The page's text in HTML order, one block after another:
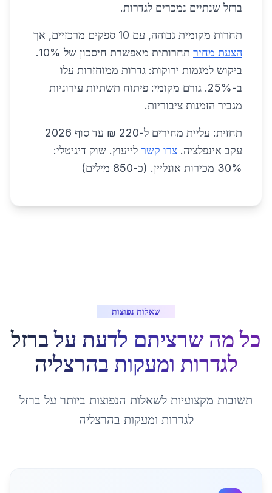
ברזל שנתיים נמכרים לגדרות.
תחרות מקומית גבוהה, עם 10 ספקים מרכזיים, אך
הצעת מחיר
תחרותית מאפשרת חיסכון של 10%.
ביקוש למגמות ירוקות: גדרות ממוחזרות עלו
ב-25%. גורם מקומי: פיתוח תשתיות עירוניות
מגביר הזמנות ציבוריות.
תחזית: עליית מחירים ל-220 ₪ עד סוף 2026
עקב אינפלציה. צרו קשר לייעוץ. שוק דיגיטלי:
30% מכירות אונליין. (כ-850 מילים)
שאלות נפוצות
כל מה שרציתם לדעת על ברזל
לגדרות ומעקות בהרצליה
תשובות מקצועיות לשאלות הנפוצות ביותר על ברזל
לגדרות ומעקות בהרצליה